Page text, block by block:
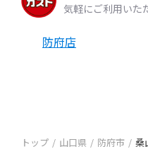
気軽にご利用いた
防府店
トップ 山口県 防府市 桑